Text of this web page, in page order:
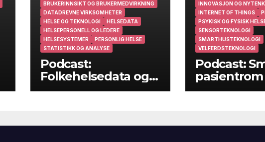
BRUKERINNSIKT OG BRUKERMEDVIRKNING
DATADREVNE VIRKSOMHETER
HELSE OG TEKNOLOGI
HELSEDATA
HELSEPERSONELL OG LEDERE
HELSESYSTEMER
PERSONLIG HELSE
STATISTIKK OG ANALYSE
Podcast:
Folkehelsedata og
folkehelsearbeid i
INNOVASJON OG
INTERNET OF THINGS
PSYKISK OG FYSISK
SENSORTEKNOLOGI
SMARTHUSTEKNOLOGI
VELFERDSTEKNOLOGI
Podcast:
smarte